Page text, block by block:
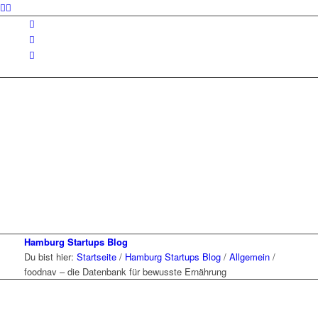
Hamburg Startups Blog
Du bist hier: Startseite / Hamburg Startups Blog / Allgemein /
foodnav – die Datenbank für bewusste Ernährung